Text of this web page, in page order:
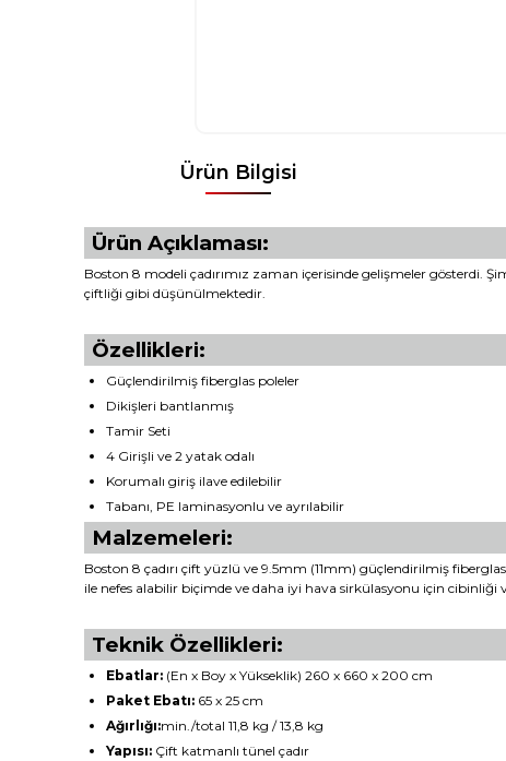
Ürün Bilgisi
Ürün Açıklaması:
Boston 8 modeli çadırımız zaman içerisinde gelişmeler gösterdi.
çiftliği gibi düşünülmektedir.
Özellikleri:
Güçlendirilmiş fiberglas poleler
Dikişleri bantlanmış
Tamir Seti
4 Girişli ve 2 yatak odalı
Korumalı giriş ilave edilebilir
Tabanı, PE laminasyonlu ve ayrılabilir
Malzemeleri:
Boston 8 çadırı çift yüzlü ve 9.5mm (11mm) güçlendirilmiş
ile nefes alabilir biçimde ve daha iyi hava sirkülasyonu için
Teknik Özellikleri:
Ebatlar: (En x Boy x Yükseklik) 260 x 660 x 200 cm
Paket Ebatı: 65 x 25 cm
Ağırlığı:min./total 11,8 kg / 13,8 kg
Yapısı: Çift katmanlı tünel çadır